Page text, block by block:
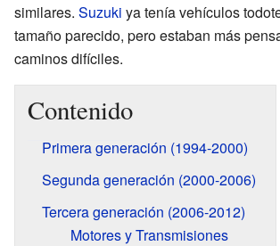
similares. Suzuki ya tenía vehículos
tamaño parecido, pero estaban más
caminos difíciles.
Contenido
Primera generación (1994-2000)
Segunda generación (2000-2006)
Tercera generación (2006-2012)
Motores y Transmisiones